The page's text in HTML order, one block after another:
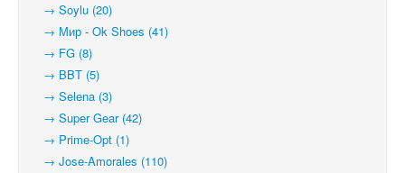
→ Soylu (20)
→ Мир - Ok Shoes (41)
→ FG (8)
→ BBT (5)
→ Selena (3)
→ Super Gear (42)
→ Prime-Opt (1)
→ Jose-Amorales (110)